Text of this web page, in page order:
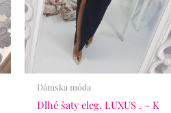
Dámska móda
Dlhé šaty eleg. LUXUS . – K